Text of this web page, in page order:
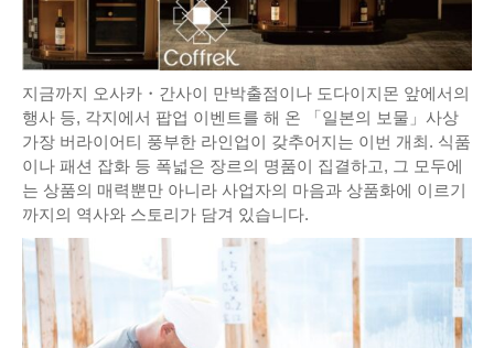
지금까지 오사카・간사이 만박출점이나 도다이지몬 앞에서의
행사 등, 각지에서 팝업 이벤트를 해 온 「일본의 보물」사상
가장 버라이어티 풍부한 라인업이 갖추어지는 이번 개최. 식품
이나 패션 잡화 등 폭넓은 장르의 명품이 집결하고, 그 모두에
는 상품의 매력뿐만 아니라 사업자의 마음과 상품화에 이르기
까지의 역사와 스토리가 담겨 있습니다.